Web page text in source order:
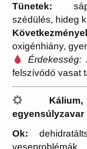
Tünetek:
szédülés, hideg
oxigénhiány,
Érdekesség:
felszívódó vasat
egyensúlyzavar
Ok:
veseproblémák.